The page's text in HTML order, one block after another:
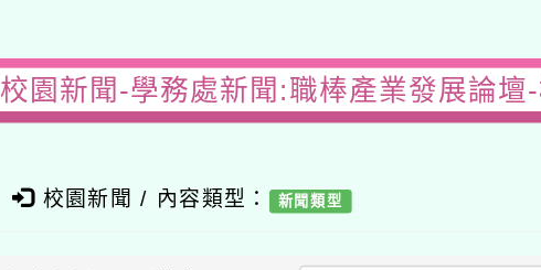
校園新聞-學務處新聞:職棒產業發展論壇
校園新聞 / 內容類型： 新聞類型